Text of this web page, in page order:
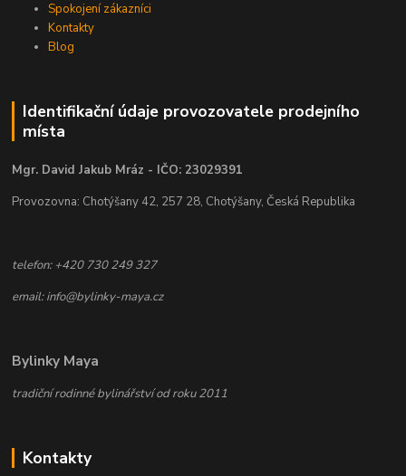
Spokojení zákazníci
Kontakty
Blog
Identifikační údaje provozovatele prodejního
místa
Mgr. David Jakub Mráz - IČO: 23029391
Provozovna: Chotýšany 42, 257 28, Chotýšany, Česká Republika
telefon: +420 730 249 327
email: info@bylinky-maya.cz
Bylinky Maya
tradiční rodinné bylinářství od roku 2011
Kontakty